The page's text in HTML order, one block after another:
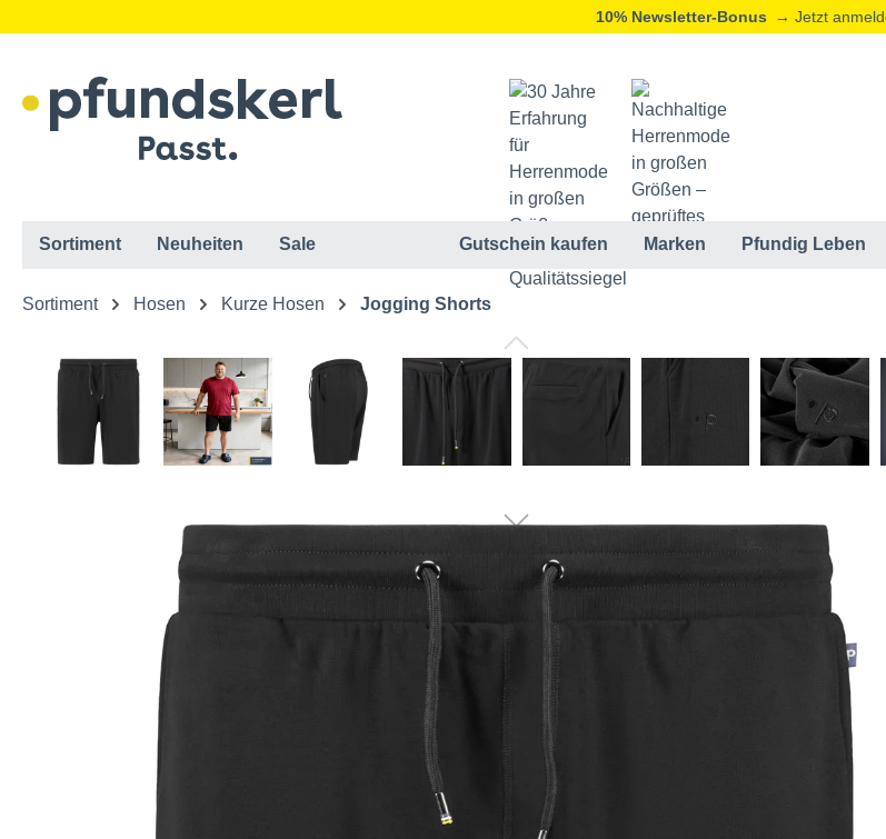
10% Newsletter-Bonus → Jetzt
Sortiment Neuheiten Sale Gutschein kaufen Marken Pfundig Leben
Sortiment Hosen Kurze Hosen Jogging Shorts